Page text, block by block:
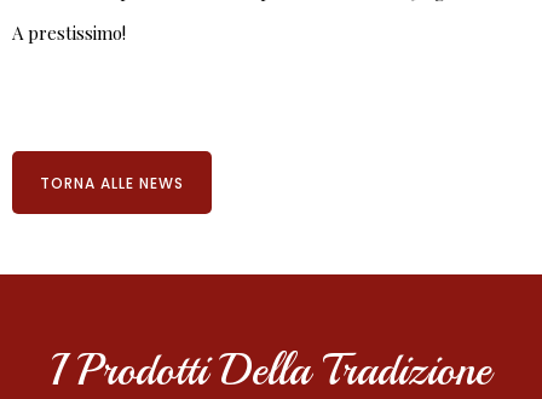
A prestissimo!
TORNA ALLE NEWS
I Prodotti Della Tradizione